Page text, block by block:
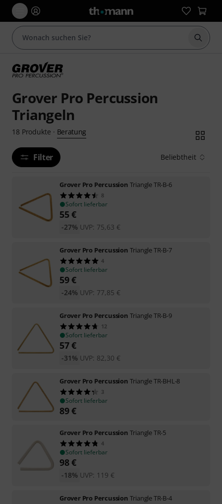
Suche
Grover Pro Percussion
Triangeln
18 Produkte · Beratung
Filter Beliebtheit
Grover Pro Percussion Triangle TR-B-6
8
Sofort lieferbar
55€
UVP: 75,63 €
-27%
Grover Pro Percussion Triangle TR-B-7
4
Sofort lieferbar
59€
UVP: 77,85 €
-24%
Grover Pro Percussion Triangle TR-B-9
12
Sofort lieferbar
57€
UVP: 82,30 €
-31%
Grover Pro Percussion Triangle TR-BHL-8
3
Sofort lieferbar
89€
Grover Pro Percussion Triangle TR-5
4
Sofort lieferbar
98€
UVP: 119 €
-18%
Grover Pro Percussion Triangle TR-B-4